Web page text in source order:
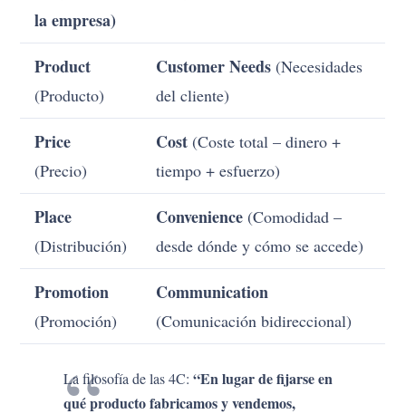
la empresa)
Product
(Producto)
Customer Needs (Necesidades
del cliente)
Price
(Precio)
Cost (Coste total – dinero +
tiempo + esfuerzo)
Place
(Distribución)
Convenience (Comodidad –
desde dónde y cómo se accede)
Promotion
(Promoción)
Communication
(Comunicación bidireccional)
La filosofía de las 4C:“En lugar de fijarse en
qué producto fabricamos y vendemos,